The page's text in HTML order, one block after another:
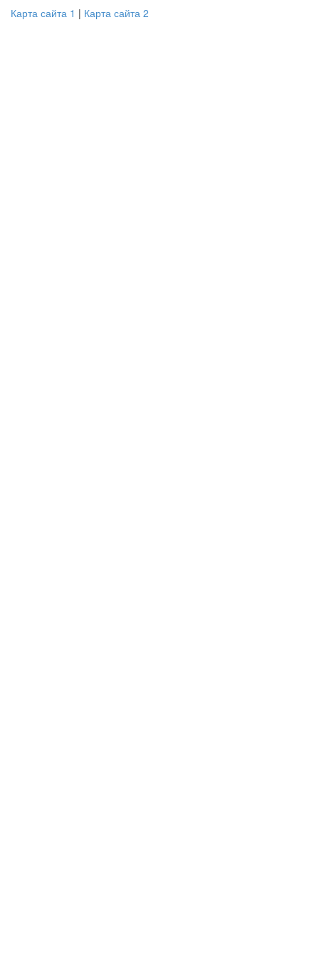
Карта сайта 1 | Карта сайта 2